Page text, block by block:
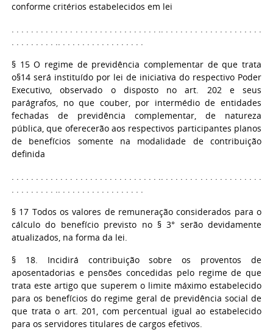
conforme critérios estabelecidos em lei
. . . . . . . . . . . . . . . . . . . . . . . . . . . . . . .. . . . . . . . . . . . . . . . . . . . .
. . . . . . . . . .. . . . . . . . . . . . . . . . . .
§ 15 O regime de previdência complementar de que trata
o§14 será instituído por lei de iniciativa do respectivo Poder
Executivo, observado o disposto no art. 202 e seus
parágrafos, no que couber, por intermédio de entidades
fechadas de previdência complementar, de natureza
pública, que oferecerão aos respectivos participantes planos
de benefícios somente na modalidade de contribuição
definida
. . . . . . . . . . . . . . . . . . . . . . . . . . . . . . .. . . . . . . . . . . . . . . . . . . . .
. . . . . . . . . .. . . . . . . . . . . . . . . . . .
§ 17 Todos os valores de remuneração considerados para o
cálculo do benefício previsto no § 3° serão devidamente
atualizados, na forma da lei.
§ 18. Incidirá contribuição sobre os proventos de
aposentadorias e pensões concedidas pelo regime de que
trata este artigo que superem o limite máximo estabelecido
para os benefícios do regime geral de previdência social de
que trata o art. 201, com percentual igual ao estabelecido
para os servidores titulares de cargos efetivos.